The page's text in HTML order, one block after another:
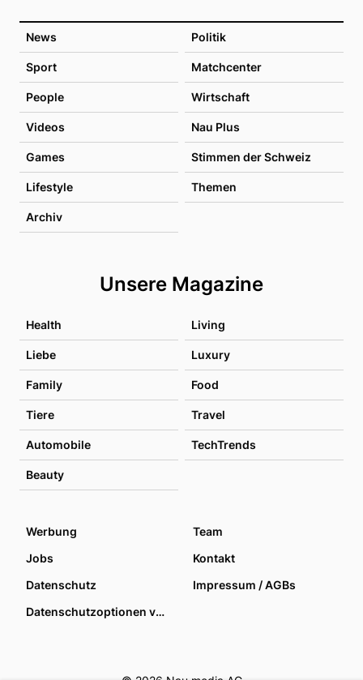
News Politik
Sport Matchcenter
People Wirtschaft
Videos Nau Plus
Games Stimmen der Schweiz
Lifestyle Themen
Archiv
Unsere Magazine
Health Living
Liebe Luxury
Family Food
Tiere Travel
Automobile TechTrends
Beauty
Werbung
Team
Jobs
Kontakt
Datenschutz
Impressum / AGBs
Datenschutzoptionen verwalten